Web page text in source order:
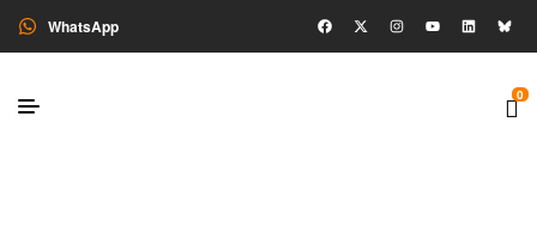
WhatsApp
0